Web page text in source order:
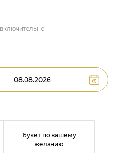
включительно
Букет по вашему
желанию